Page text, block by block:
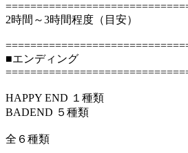
2時間～3時間程度（目安）
■エンディング
HAPPY END １種類
BADEND ５種類
全６種類